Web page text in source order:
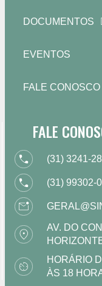
DOCUMENTOS
EVENTOS
FALE CONOSCO
FALE
(31) 3241-
(31) 99302-
AV. DO
HORÁRIO
ÀS 18